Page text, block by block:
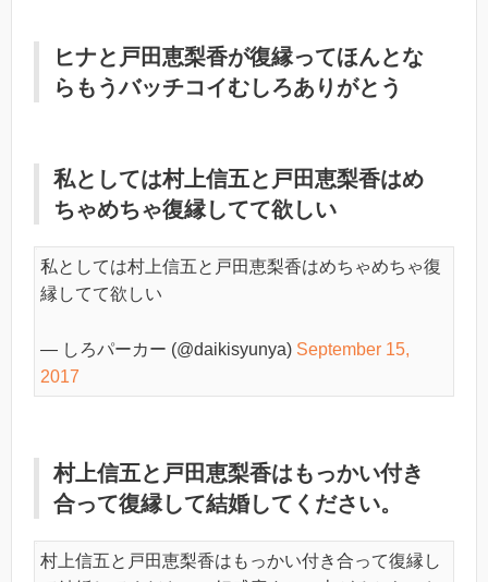
ヒナと戸田恵梨香が復縁ってほんとな
らもうバッチコイむしろありがとう
私としては村上信五と戸田恵梨香はめ
ちゃめちゃ復縁してて欲しい
私としては村上信五と戸田恵梨香はめちゃめちゃ復
縁してて欲しい
— しろパーカー (@daikisyunya) September 15,
2017
村上信五と戸田恵梨香はもっかい付き
合って復縁して結婚してください。
村上信五と戸田恵梨香はもっかい付き合って復縁し